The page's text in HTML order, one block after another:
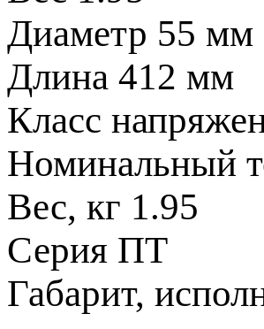
Диаметр 55 мм
Длина 412 мм
Класс
Номинальный
Вес, кг 1.95
Серия ПТ
Габарит,